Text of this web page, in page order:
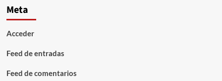
Meta
Acceder
Feed de entradas
Feed de comentarios